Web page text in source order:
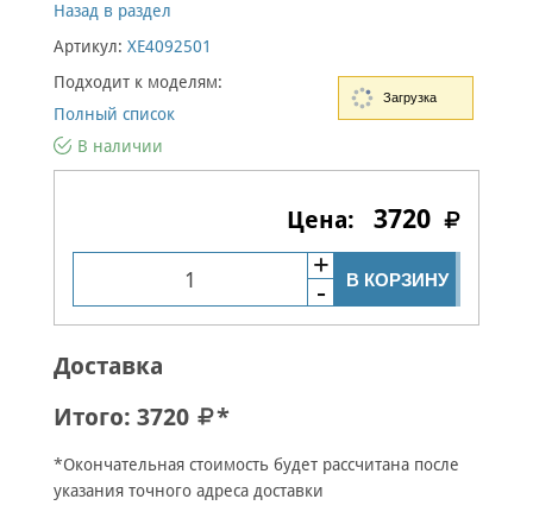
Назад в раздел
Артикул: XE4092501
Подходит к моделям:
Полный список
В наличии
3720
В КОРЗИНУ
Доставка
Итого: 3720 *
*Окончательная стоимость будет рассчитана после
указания точного адреса доставки
Загрузка